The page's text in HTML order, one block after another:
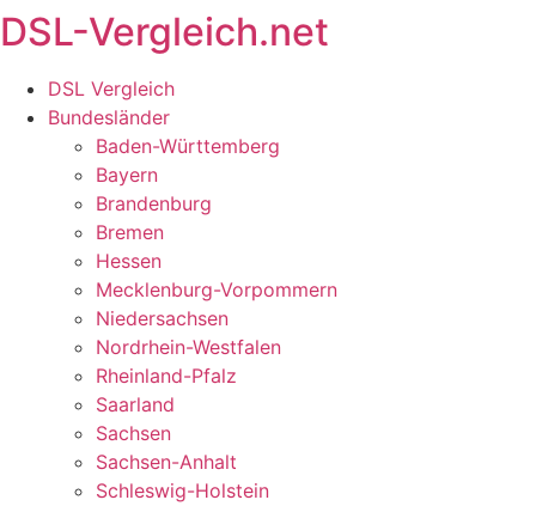
Zum
Inhalt
springen
DSL-Vergleich.net
DSL Vergleich
Bundesländer
Baden-Württemberg
Bayern
Brandenburg
Bremen
Hessen
Mecklenburg-Vorpommern
Niedersachsen
Nordrhein-Westfalen
Rheinland-Pfalz
Saarland
Sachsen
Sachsen-Anhalt
Schleswig-Holstein